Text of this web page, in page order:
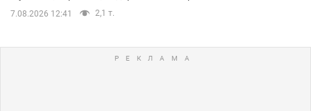
7.08.2026 12:41 2,1 т.